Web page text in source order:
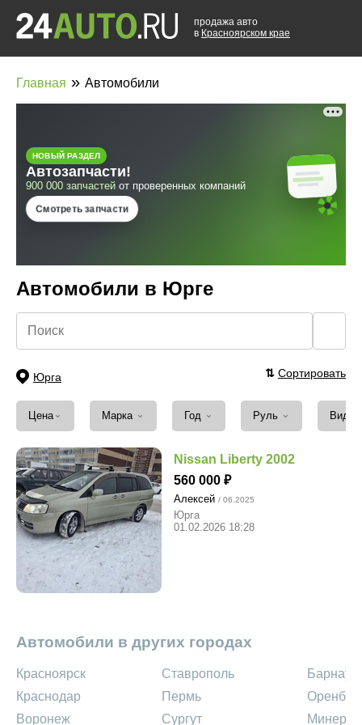
продажа авто
в Красноярском крае
Главная » Автомобили
Автомобили в Юрге
Юрга ⇅ Сортировать
Цена ⌄ Марка ⌄ Год ⌄ Руль ⌄ Вид
Nissan Liberty 2002
560 000
Алексей / 06.2025
Юрга
01.02.2026 18:28
Автомобили в других городах
Красноярск
Краснодар
Воронеж
Ставрополь
Пермь
Сургут
Барнаул